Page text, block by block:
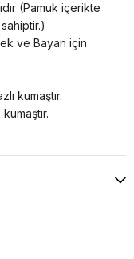
(Pamuk içerikte
ve Bayan için
kumaştır.